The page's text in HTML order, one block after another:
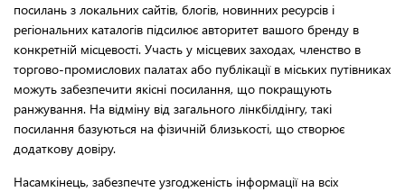
посилань з локальних сайтів, блогів, новинних ресурсів і
регіональних каталогів підсилює авторитет вашого бренду в
конкретній місцевості. Участь у місцевих заходах, членство в
торгово-промислових палатах або публікації в міських путівниках
можуть забезпечити якісні посилання, що покращують
ранжування. На відміну від загального лінкбілдінгу, такі
посилання базуються на фізичній близькості, що створює
додаткову довіру.
Насамкінець, забезпечте узгодженість інформації на всіх